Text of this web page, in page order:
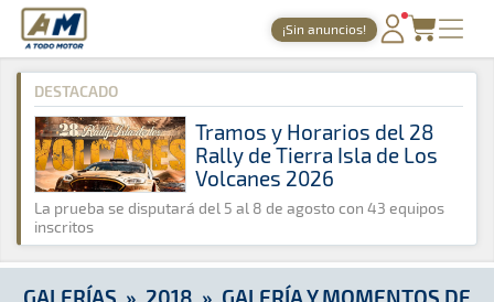
A Todo Motor · Revista del motor desde 1999
¡Sin anuncios!
PORTADA
TIEMPOS ONLINE
NOTICIAS
AGENDA
GALERÍAS
TIENDA
A Todo Motor » Galerías » 2018 » Galería y Momentos de La
DESTACADO
Tramos y Horarios del 28
Rally de Tierra Isla de Los
Volcanes 2026
La prueba se disputará del 5 al 8 de agosto con 43 equipos
inscritos